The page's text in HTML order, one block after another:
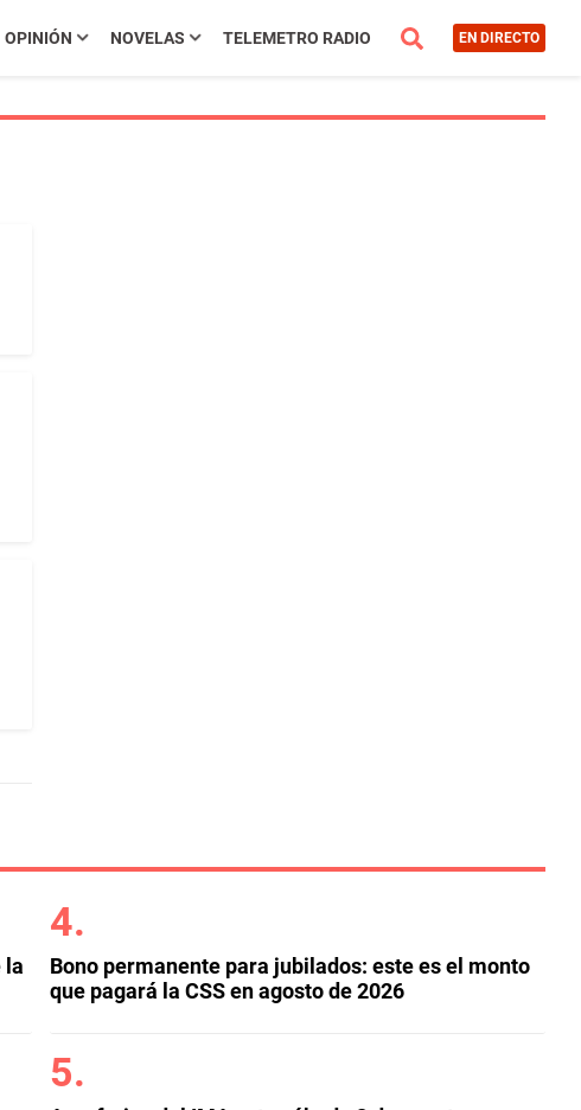
OPINIÓN NOVELAS TELEMETRO RADIO EN DIRECTO
la
Bono permanente para jubilados: este es el monto
que pagará la CSS en agosto de 2026